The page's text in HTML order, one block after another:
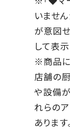
いませ
が意図
して表
※商品に
店舗の
や設備
れらの
あります